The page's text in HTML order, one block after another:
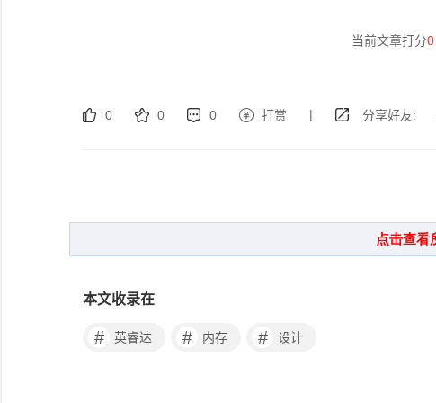
当前文章打分0
0 0 0 打赏 | 分享好友:
本文收录在
# 英睿达 # 内存 # 设计